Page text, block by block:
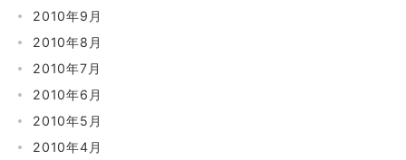
2010年9月
2010年8月
2010年7月
2010年6月
2010年5月
2010年4月